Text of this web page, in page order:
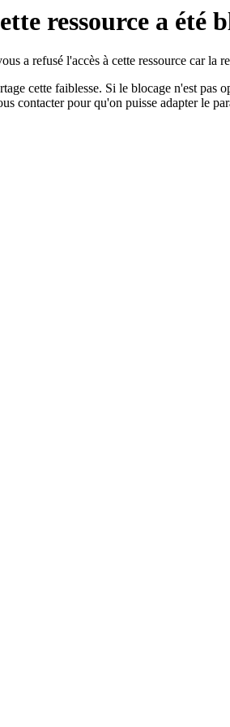
ressource a été
a refusé l'accès à cette ressource car la
cette faiblesse. Si le blocage n'est pas
contacter pour qu'on puisse adapter le